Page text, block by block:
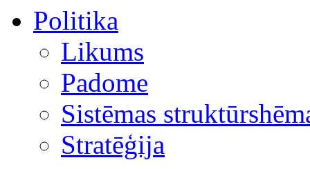
Politika
Likums
Padome
Sistēmas
Stratēģija